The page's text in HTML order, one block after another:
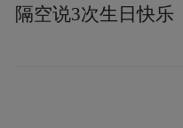
隔空说3次生日快乐